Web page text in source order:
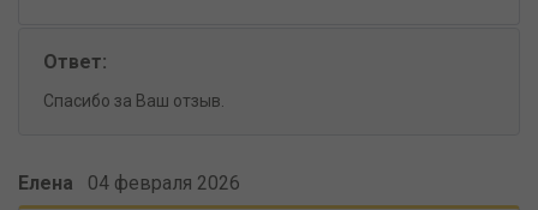
Ответ:
Спасибо за Ваш отзыв.
Елена 04 февраля 2026